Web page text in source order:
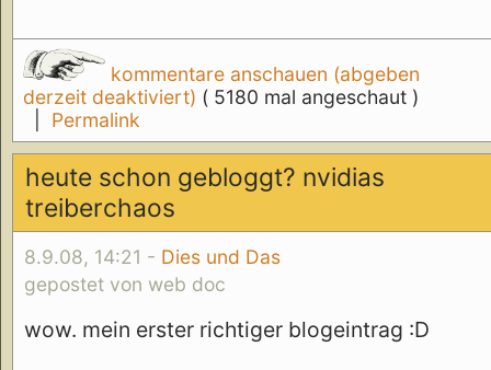
kommentare anschauen (abgeben
derzeit deaktiviert) ( 5180 mal angeschaut )
Permalink
heute schon gebloggt? nvidias
treiberchaos
8.9.08, 14:21 - Dies und Das
gepostet von web doc
wow. mein erster richtiger blogeintrag :D